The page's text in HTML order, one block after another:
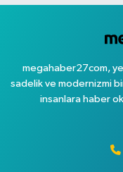
megahaber27com,
sadelik ve modernizmi
insanlara haber